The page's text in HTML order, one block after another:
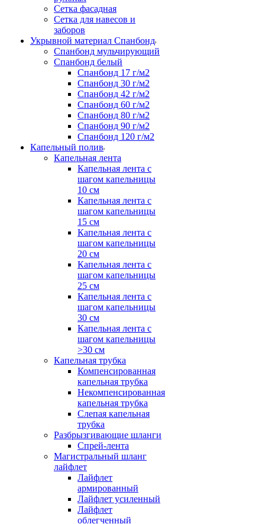
Сетка фасадная
Сетка для навесов и
заборов
Укрывной материал Спанбонд
Спанбонд мульчирующий
Спанбонд белый
Спанбонд 17 г/м2
Спанбонд 30 г/м2
Спанбонд 42 г/м2
Спанбонд 60 г/м2
Спанбонд 80 г/м2
Спанбонд 90 г/м2
Спанбонд 120 г/м2
Капельный полив
Капельная лента
Капельная лента с
шагом капельницы
10 см
Капельная лента с
шагом капельницы
15 см
Капельная лента с
шагом капельницы
20 см
Капельная лента с
шагом капельницы
25 см
Капельная лента с
шагом капельницы
30 см
Капельная лента с
шагом капельницы
>30 см
Капельная трубка
Компенсированная
капельная трубка
Некомпенсированная
капельная трубка
Слепая капельная
трубка
Разбрызгивающие шланги
Спрей-лента
Магистральный шланг
лайфлет
Лайфлет
армированный
Лайфлет усиленный
Лайфлет
облегченный